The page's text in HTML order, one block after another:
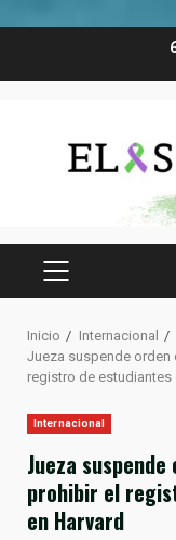
MENÚ
Inicio
Internacional
Jueza suspende orden
registro de estudiantes
Internacional
Jueza suspende
prohibir el
en Harvard